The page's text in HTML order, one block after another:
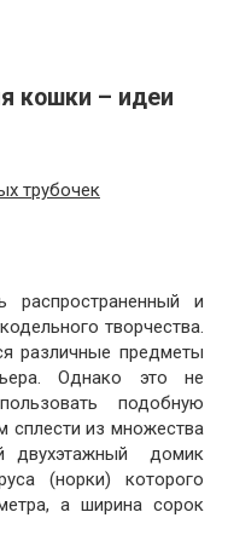
кошки – идеи
трубочек
распространенный и
творчества.
различные предметы
Однако это не
подобную
сплести из множества
двухэтажный домик
(норки) которого
а ширина сорок